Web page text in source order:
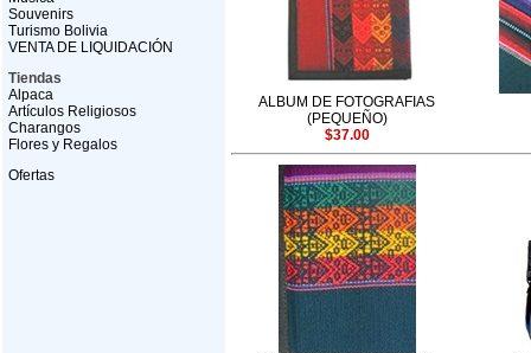
Souvenirs
Turismo Bolivia
VENTA DE LIQUIDACIÓN
Tiendas
Alpaca
Artículos Religiosos
Charangos
Flores y Regalos
Ofertas
ALBUM DE FOTOGRAFIAS
(PEQUEÑO)
$37.00